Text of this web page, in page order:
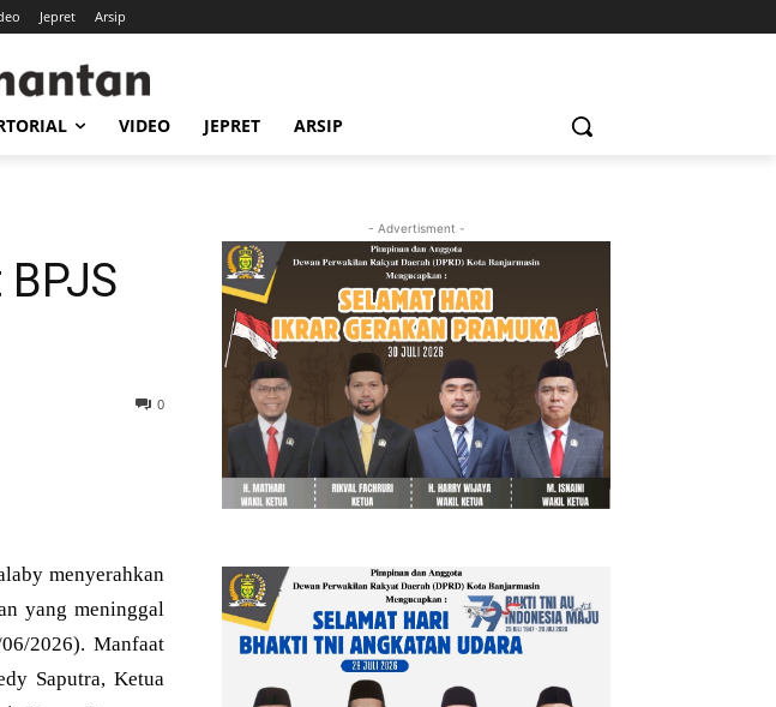
Jepret Arsip
VIDEO JEPRET ARSIP
0
menyerahkan
yang meninggal
2026). Manfaat
Saputra, Ketua
- Advertisment -